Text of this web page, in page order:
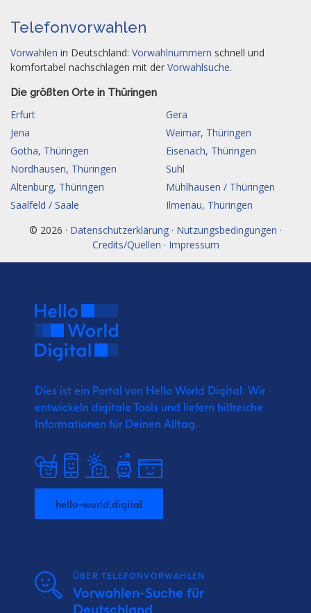
Telefonvorwahlen
Vorwahlen in Deutschland: Vorwahlnummern schnell und
komfortabel nachschlagen mit der Vorwahlsuche.
Die größten Orte in Thüringen
Erfurt
Gera
Jena
Weimar, Thüringen
Gotha, Thüringen
Eisenach, Thüringen
Nordhausen, Thüringen
Suhl
Altenburg, Thüringen
Mühlhausen / Thüringen
Saalfeld / Saale
Ilmenau, Thüringen
© 2026 · Datenschutzerklärung · Nutzungsbedingungen ·
Credits/Quellen · Impressum
Dies ist ein Portal von Hello World Digital. Wir
entwickeln digitale Tools und liefern hilfreiche
Informationen für Deinen Alltag.
hello-world.digital
ÜBER TELEFONVORWAHLEN
Vorwahlen-Suche für
Deutschland